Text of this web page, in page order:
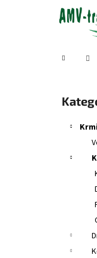
Domů
Přeskočit
kategorie